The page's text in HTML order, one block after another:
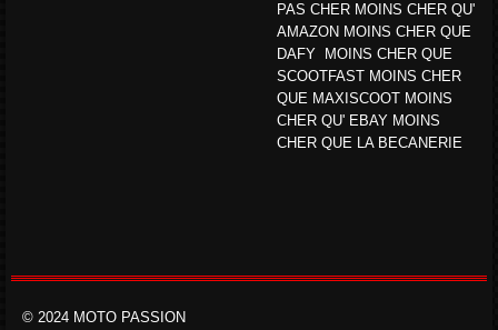
PAS CHER MOINS CHER QU'
AMAZON MOINS CHER QUE
DAFY MOINS CHER QUE
SCOOTFAST MOINS CHER
QUE MAXISCOOT MOINS
CHER QU' EBAY MOINS
CHER QUE LA BECANERIE
© 2024 MOTO PASSION